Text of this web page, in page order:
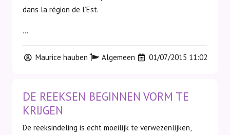
dans la région de l’Est.
...
Maurice hauben Algemeen 01/07/2015 11:02
DE REEKSEN BEGINNEN VORM TE
KRIJGEN
De reeksindeling is echt moeilijk te verwezenlijken,